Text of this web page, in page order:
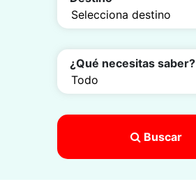
¿Qué necesitas saber?
Buscar